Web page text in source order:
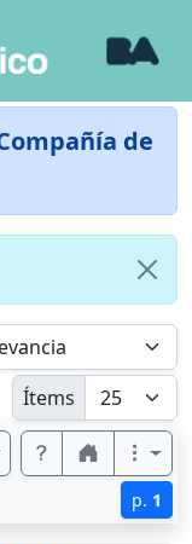
de
Ítems
p. 1